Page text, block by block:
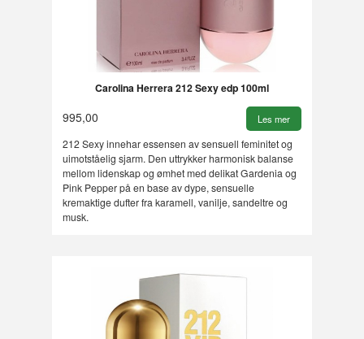
Carolina Herrera 212 Sexy edp 100ml
995,00 Les mer
212 Sexy innehar essensen av sensuell feminitet og
uimotståelig sjarm. Den uttrykker harmonisk balanse
mellom lidenskap og ømhet med delikat Gardenia og
Pink Pepper på en base av dype, sensuelle
kremaktige dufter fra karamell, vanilje, sandeltre og
musk.